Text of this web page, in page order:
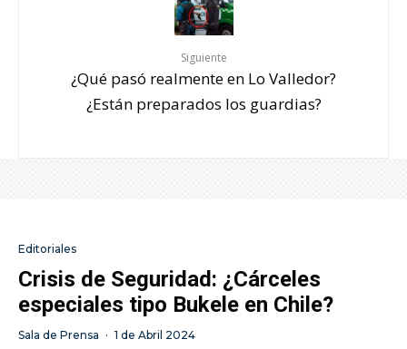
Siguiente
¿Qué pasó realmente en Lo Valledor?
¿Están preparados los guardias?
Editoriales
Crisis de Seguridad: ¿Cárceles
especiales tipo Bukele en Chile?
Sala de Prensa · 1 de Abril 2024